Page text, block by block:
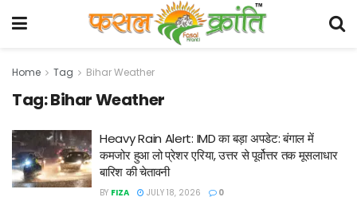
Home Tag Bihar Weather
Tag:Bihar Weather
Heavy Rain Alert: IMD का बड़ा अपडेट: बंगाल में
कमजोर हुआ लो प्रेशर एरिया, उत्तर से पूर्वोत्तर तक मूसलाधार
बारिश की चेतावनी
BY FIZA JULY 18, 2026 0